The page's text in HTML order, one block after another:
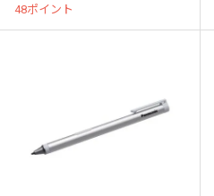
48ポイント